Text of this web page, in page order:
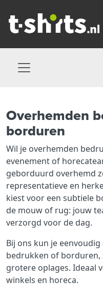
Overhemden
borduren
Wil je overhemden
evenement of
geborduurd overhemd
representatieve en
kiest voor een subtiele
de mouw of rug: jouw
verzorgd voor de dag.
Bij ons kun je
bedrukken of borduren,
grotere oplages. Ideaal
winkels en horeca.